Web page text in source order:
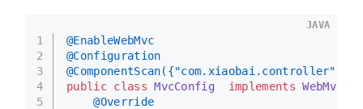
1
2
3
4
5
@EnableWebMvc
@Configuration
public class MvcConfig implements
@Override
JAVA